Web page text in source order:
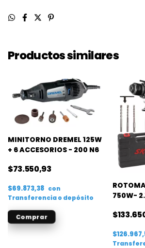
Productos similares
MINITORNO DREMEL 125W
+ 6 ACCESORIOS - 200 N6
$73.550,93
$69.873,38 con
Transferencia o depósito
750W-